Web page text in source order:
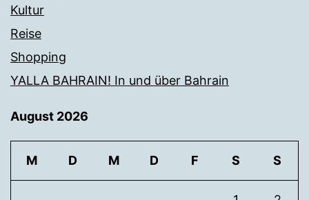
Kultur
Reise
Shopping
YALLA BAHRAIN! In und über Bahrain
August 2026
M D M D F S S